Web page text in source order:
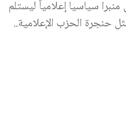
سياسيا إعلامياً ليستلم
حنجرة الحزب الإعلامية..